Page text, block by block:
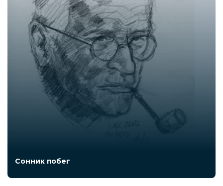
Сонник побег